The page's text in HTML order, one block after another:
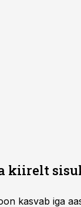
kiirelt
kasvab iga